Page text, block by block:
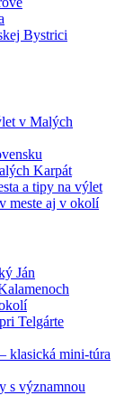
Bystrici
v Malých
Karpát
a tipy na výlet
meste aj v okolí
Ján
Telgárte
klasická mini-túra
s významnou